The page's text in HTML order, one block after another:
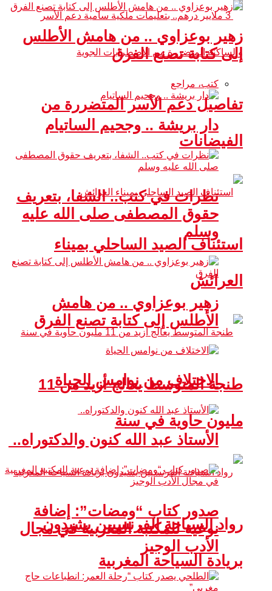
تفاصيل دعم الأسر المتضررة من
الفيضانات
استئناف الصيد الساحلي بميناء
العرائش
طنجة المتوسط يعالج أزيد من 11
مليون حاوية في سنة
رواد السياحة الفرنسيين يشيدون
بريادة السياحة المغربية
زهير بوعزاوي .. من هامش الأطلس
إلى كتابة تصنع الفرق
كتب، مراجع
دار بريشة .. وجحيم الساتيام
نظرات في كتب.. الشفا، بتعريف
حقوق المصطفى صلى الله عليه
وسلم
زهير بوعزاوي .. من هامش
الأطلس إلى كتابة تصنع الفرق
الاختلاف من نوامس الحياة
الأستاذ عبد الله كنون والدكتوراه..
صدور كتاب “ومضات”: إضافة
نوعية للمكتبة المغربية في مجال
الأدب الوجيز